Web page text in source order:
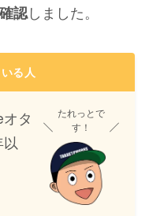
認しました。
る人
タ
たれっとで
す！